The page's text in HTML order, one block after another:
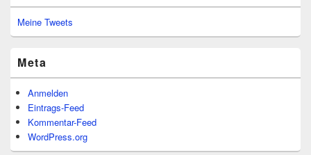
Meine Tweets
Meta
Anmelden
Eintrags-Feed
Kommentar-Feed
WordPress.org